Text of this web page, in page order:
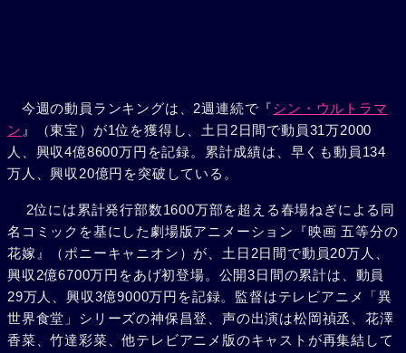
今週の動員ランキングは、2週連続で『シン・ウルトラマ
ン 』（東宝）が1位を獲得し、土日2日間で動員31万2000
人、興収4億8600万円を記録。累計成績は、早くも動員134
万人、興収20億円を突破している。
2位には累計発行部数1600万部を超える春場ねぎによる同
名コミックを基にした劇場版アニメーション『映画 五等分の
花嫁』（ポニーキャニオン）が、土日2日間で動員20万人、
興収2億6700万円をあげ初登場。公開3日間の累計は、動員
29万人、興収3億9000万円を記録。監督はテレビアニメ「異
世界食堂」シリーズの神保昌登、声の出演は松岡禎丞、花澤
香菜、竹達彩菜、他テレビアニメ版のキャストが再集結して